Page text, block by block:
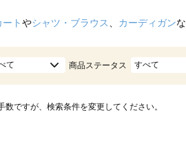
ートやシャツ・ブラウス カーディガン
て 商品ステータス すべて
ですが、検索条件を変更してください。